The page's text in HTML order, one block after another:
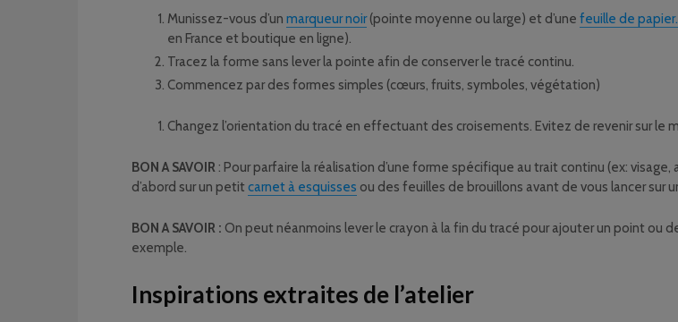
Munissez-vous d’un marqueur noir(pointe moyenne ou large) et d’une feuille de papier.
en France et boutique en ligne).
Tracez la forme sans lever la pointe afin de conserver le tracé continu.
Commencez par des formes simples (cœurs, fruits, symboles, végétation)
Changez l’orientation du tracé en effectuant des croisements. Evitez de revenir sur le
BON A SAVOIR : Pour parfaire la réalisation d’une forme spécifique au trait continu (ex:
d’abord sur un petit carnet à esquisses ou des feuilles de brouillons avant de vous lancer sur
BON A SAVOIR : On peut néanmoins lever le crayon à la fin du tracé pour ajouter un point ou
exemple.
Inspirations extraites de l’atelier